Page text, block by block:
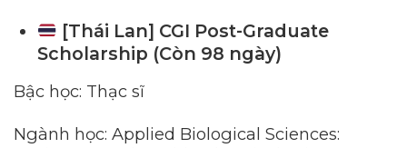
[Thái Lan] CGI Post-Graduate
Scholarship (Còn 98 ngày)
Bậc học: Thạc sĩ
Ngành học: Applied Biological Sciences: